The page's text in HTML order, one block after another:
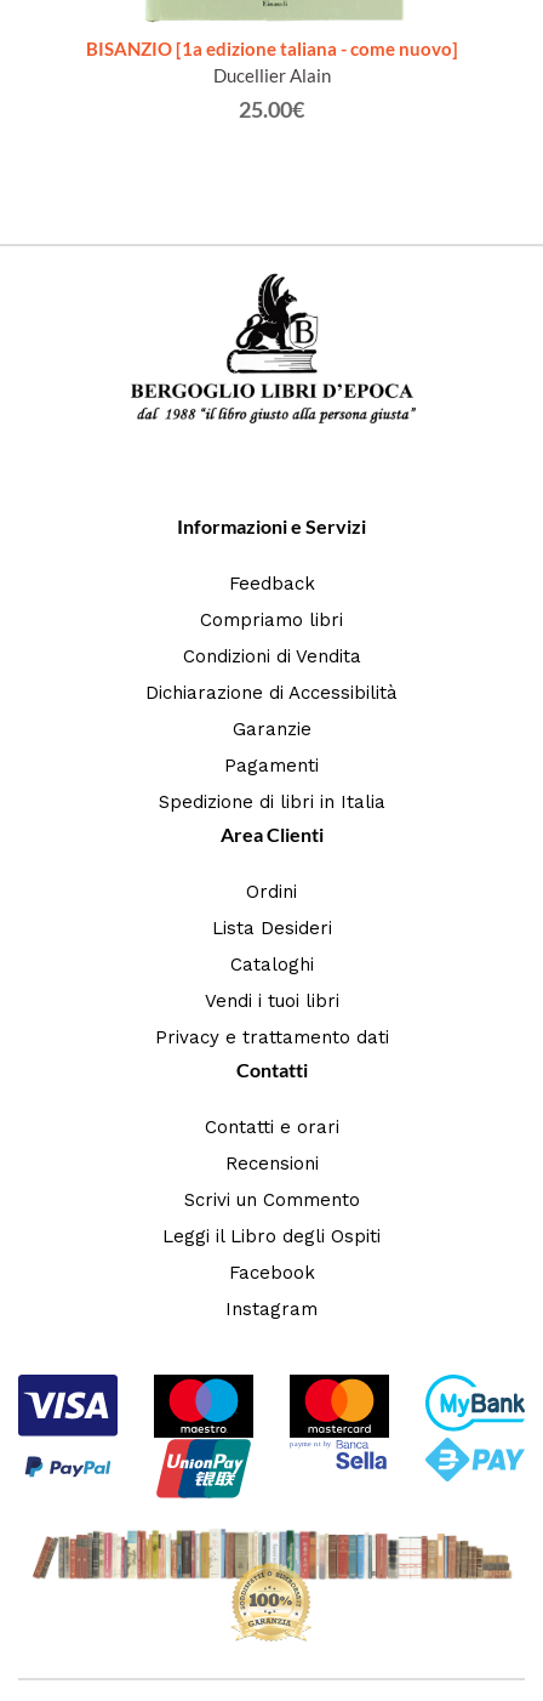
BISANZIO [1a edizione taliana - come nuovo]
Ducellier Alain
25.00€
Informazioni e Servizi
Feedback
Compriamo libri
Condizioni di Vendita
Dichiarazione di Accessibilità
Garanzie
Pagamenti
Spedizione di libri in Italia
Area Clienti
Ordini
Lista Desideri
Cataloghi
Vendi i tuoi libri
Privacy e trattamento dati
Contatti
Contatti e orari
Recensioni
Scrivi un Commento
Leggi il Libro degli Ospiti
Facebook
Instagram